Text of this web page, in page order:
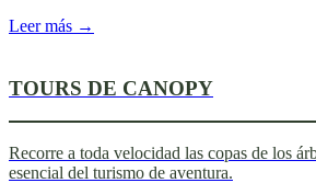
Leer más →
TOURS DE CANOPY
Recorre a toda velocidad las copas de los
esencial del turismo de aventura.